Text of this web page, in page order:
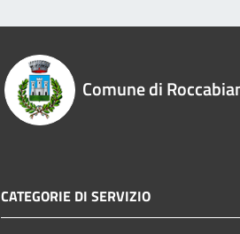
Comune di
CATEGORIE DI SERVIZIO